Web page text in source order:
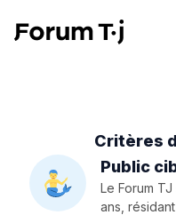
Critères
Public
Le Forum
ans,